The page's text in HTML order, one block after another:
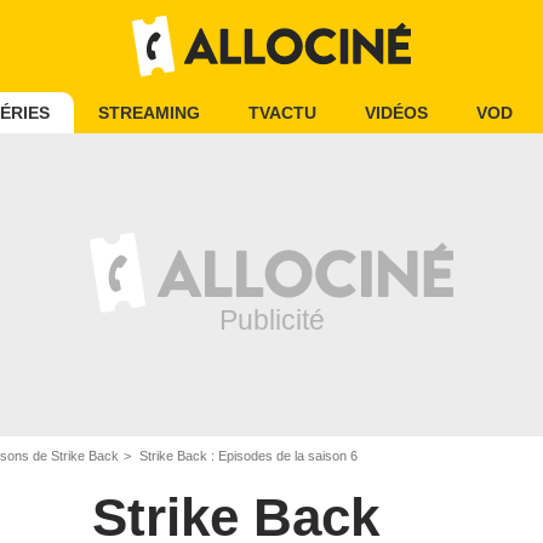
STREAMING TVACTU VIDÉOS VOD
de Strike Back Strike Back : Episodes de la saison 6
Strike Back